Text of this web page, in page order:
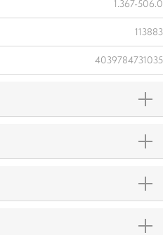
1.367-506.0
113883
4039784731035